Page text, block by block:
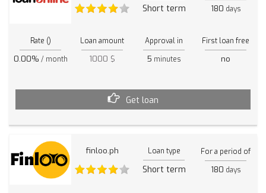
Short term 180 days
Rate ()
0.00% / month
Loan amount
1000 $
Approval in
5 minutes
First loan free
no
Get loan
finloo.ph Loan type
Short term
For a period of
180 days